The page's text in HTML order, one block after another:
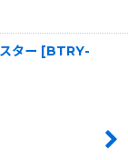
ター [BTRY-